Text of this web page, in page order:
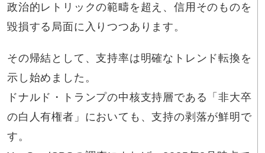
政治的レトリックの範疇を超え、信用そのものを
毀損する局面に入りつつあります。
その帰結として、支持率は明確なトレンド転換を
示し始めました。
ドナルド・トランプの中核支持層である「非大卒
の白人有権者」においても、支持の剥落が鮮明で
す。